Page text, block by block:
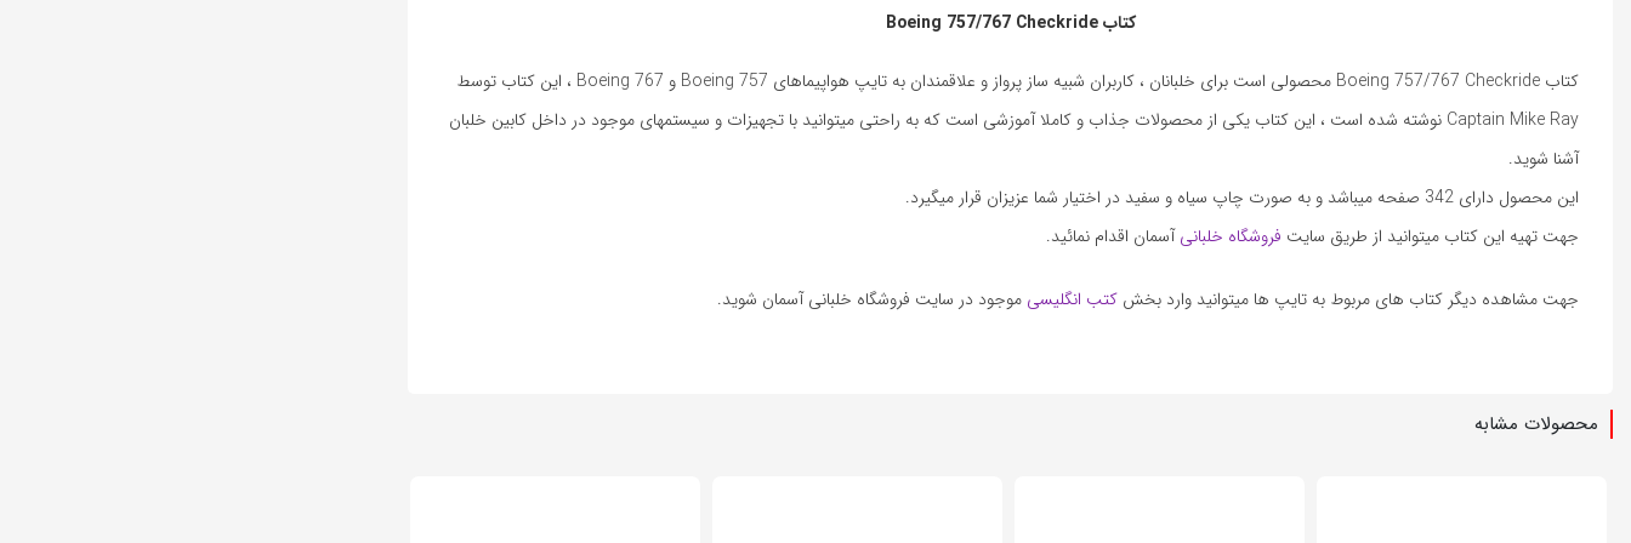
کتاب Boeing 757/767 Checkride
کتاب Boeing 757/767 Checkride محصولی است برای خلبانان ، کاربران شبیه ساز پرواز و علاقمندان به تایپ هواپیماهای Boeing 757 و Boeing 767 ، این کتاب توسط
Captain Mike Ray نوشته شده است ، این کتاب یکی از محصولات جذاب و کاملا آموزشی است که به راحتی میتوانید با تجهیزات و سیستمهای موجود در داخل کابین خلبان
آشنا شوید.
این محصول دارای 342 صفحه میباشد و به صورت چاپ سیاه و سفید در اختیار شما عزیزان قرار میگیرد.
جهت تهیه این کتاب میتوانید از طریق سایت فروشگاه خلبانیآسمان اقدام نمائید.
جهت مشاهده دیگر کتاب های مربوط به تایپ ها میتوانید وارد بخش کتب انگلیسی موجود در سایت فروشگاه خلبانی آسمان شوید.
محصولات مشابه